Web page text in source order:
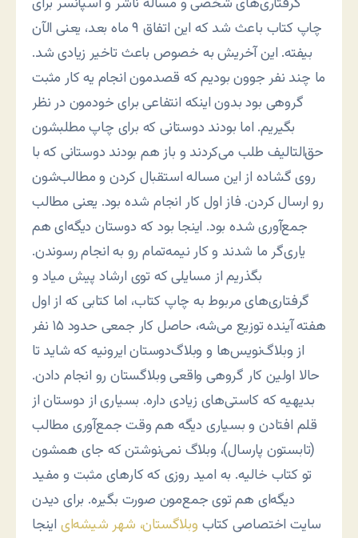
چاپ کتاب باعث شد که این اتفاق ۹ ماه بعد، یعنی الآن
بیفته. این آخریش به خصوص باعث تاخیر زیادی شد.
ما چند نفر جوون بودیم که قصدمون انجام یه کار مثبت
گروهی بود بدون اینکه انتفاعی برای خودمون در نظر
بگیریم. اما بودند دوستانی که برای چاپ مطلبشون
حق‌التالیف طلب می‌کردند و باز هم بودند دوستانی که با
روی گشاده از این مساله استقبال کردن و مطالب‌شون
رو ارسال کردن. فاز اول کار انجام شده بود. یعنی مطالب
جمع‌آوری شده بود. اینجا بود که دوستان دیگه‌ای هم
یاری‌گر ما شدند و کار نیمه‌تمام رو به انجام رسوندن.
بگذریم از مسایلی که توی ارشاد پیش میاد و
گرفتاری‌های مربوط به چاپ کتاب، اما کتابی که از اول
هفته آینده توزیع می‌شه، حاصل کار جمعی حدود ۱۵ نفر
از وبلاگ‌نویس‌ها و وبلاگ‌دوستان ایرونیه که شاید تا
حالا اولین کار گروهی واقعی وبلاگستان رو انجام دادن.
بدیهیه که کاستی‌های زیادی داره. بسیاری از دوستان از
قلم افتادن و بسیاری دیگه هم وقت جمع‌آوری مطالب
(تابستون پارسال)، وبلاگ نمی‌نوشتن که جای همشون
تو کتاب خالیه. به امید روزی که کارهای مثبت و مفید
دیگه‌ای هم توی جمع‌مون صورت بگیره. برای دیدن
سایت اختصاصی کتاب وبلاگستان، شهر شیشه‌ای اینجا